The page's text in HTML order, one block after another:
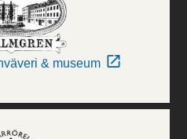
& museum